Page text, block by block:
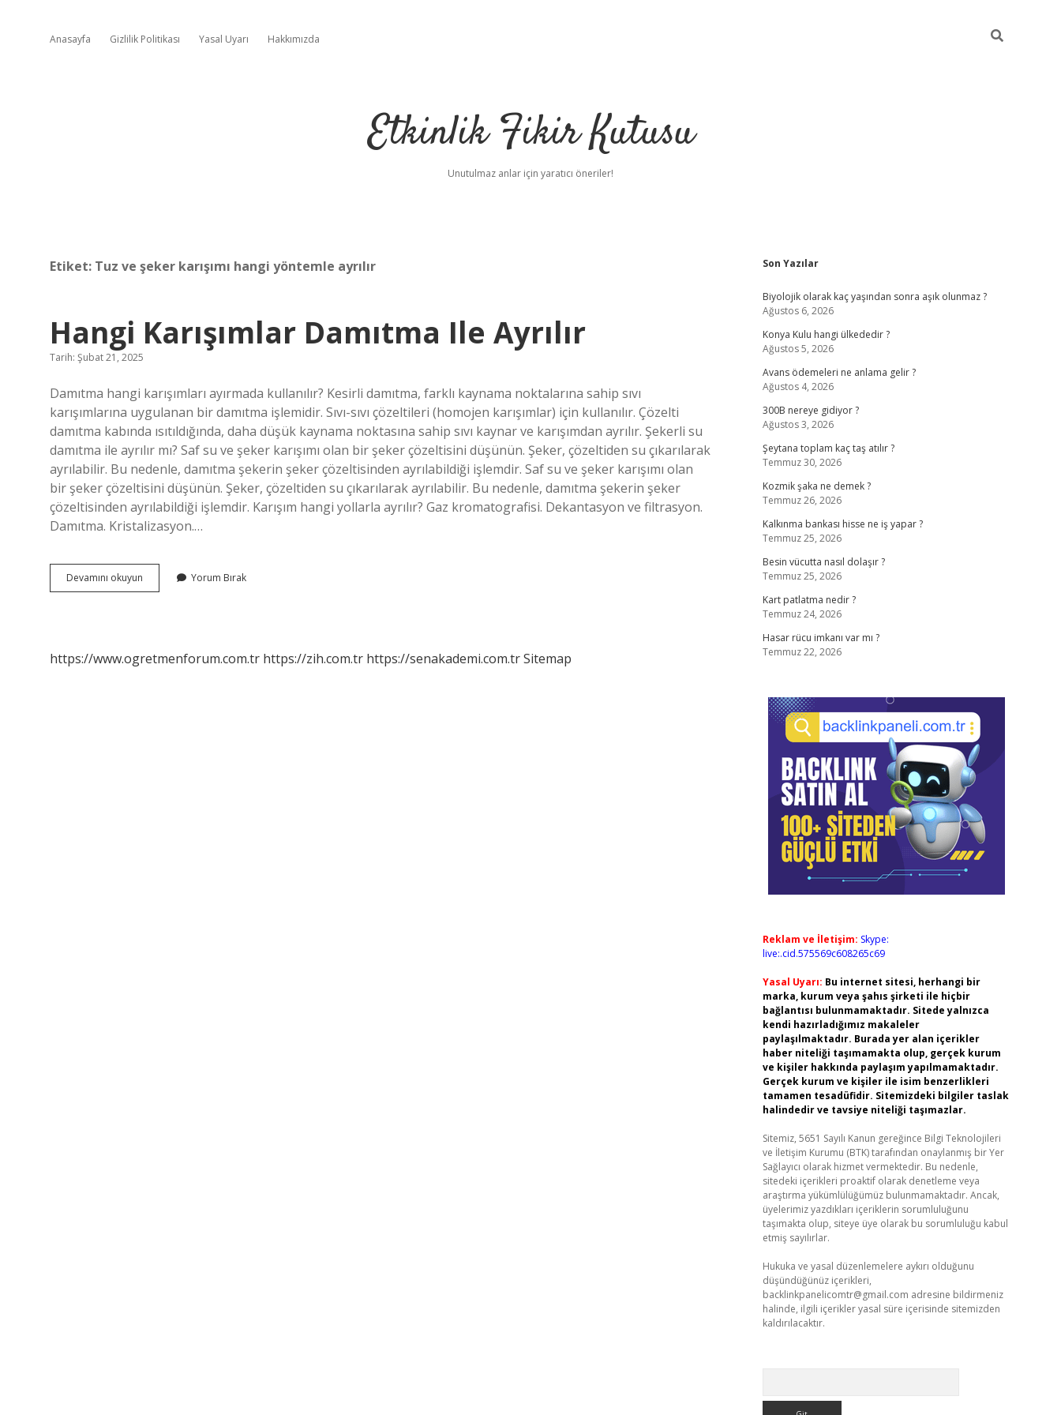
Anasayfa Gizlilik Politikası Yasal Uyarı Hakkımızda
Etkinlik Fikir Kutusu
Unutulmaz anlar için yaratıcı öneriler!
Etiket: Tuz ve şeker karışımı hangi yöntemle ayrılır
Hangi Karışımlar Damıtma Ile Ayrılır
Tarih: Şubat 21, 2025
Damıtma hangi karışımları ayırmada kullanılır? Kesirli damıtma, farklı kaynama noktalarına sahip sıvı
karışımlarına uygulanan bir damıtma işlemidir. Sıvı-sıvı çözeltileri (homojen karışımlar) için kullanılır. Çözelti
damıtma kabında ısıtıldığında, daha düşük kaynama noktasına sahip sıvı kaynar ve karışımdan ayrılır. Şekerli su
damıtma ile ayrılır mı? Saf su ve şeker karışımı olan bir şeker çözeltisini düşünün. Şeker, çözeltiden su çıkarılarak
ayrılabilir. Bu nedenle, damıtma şekerin şeker çözeltisinden ayrılabildiği işlemdir. Saf su ve şeker karışımı olan
bir şeker çözeltisini düşünün. Şeker, çözeltiden su çıkarılarak ayrılabilir. Bu nedenle, damıtma şekerin şeker
çözeltisinden ayrılabildiği işlemdir. Karışım hangi yollarla ayrılır? Gaz kromatografisi. Dekantasyon ve filtrasyon.
Damıtma. Kristalizasyon.…
Devamını okuyun
Karışımlar
Yorum Bırak
https://www.ogretmenforum.com.tr https://zih.com.tr https://senakademi.com.trSitemap
Sidebar
Son Yazılar
Biyolojik olarak kaç yaşından sonra aşık olunmaz ?
Ağustos 6, 2026
Konya Kulu hangi ülkededir ?
Ağustos 5, 2026
Avans ödemeleri ne anlama gelir ?
Ağustos 4, 2026
300B nereye gidiyor ?
Ağustos 3, 2026
Şeytana toplam kaç taş atılır ?
Temmuz 30, 2026
Kozmik şaka ne demek ?
Temmuz 26, 2026
Kalkınma bankası hisse ne iş yapar ?
Temmuz 25, 2026
Besin vücutta nasıl dolaşır ?
Temmuz 25, 2026
Kart patlatma nedir ?
Temmuz 24, 2026
Hasar rücu imkanı var mı ?
Temmuz 22, 2026
Reklam ve İletişim: Skype:
live:.cid.575569c608265c69
Yasal Uyarı: Bu internet sitesi, herhangi bir
marka, kurum veya şahıs şirketi ile hiçbir
bağlantısı bulunmamaktadır. Sitede yalnızca
kendi hazırladığımız makaleler
paylaşılmaktadır. Burada yer alan içerikler
haber niteliği taşımamakta olup, gerçek kurum
ve kişiler hakkında paylaşım yapılmamaktadır.
Gerçek kurum ve kişiler ile isim benzerlikleri
tamamen tesadüfidir. Sitemizdeki bilgiler taslak
halindedir ve tavsiye niteliği taşımazlar.
Sitemiz, 5651 Sayılı Kanun gereğince Bilgi Teknolojileri
ve İletişim Kurumu (BTK) tarafından onaylanmış bir Yer
Sağlayıcı olarak hizmet vermektedir. Bu nedenle,
sitedeki içerikleri proaktif olarak denetleme veya
araştırma yükümlülüğümüz bulunmamaktadır. Ancak,
üyelerimiz yazdıkları içeriklerin sorumluluğunu
taşımakta olup, siteye üye olarak bu sorumluluğu kabul
etmiş sayılırlar.
Hukuka ve yasal düzenlemelere aykırı olduğunu
düşündüğünüz içerikleri,
backlinkpanelicomtr@gmail.com adresine bildirmeniz
halinde, ilgili içerikler yasal süre içerisinde sitemizden
kaldırılacaktır.